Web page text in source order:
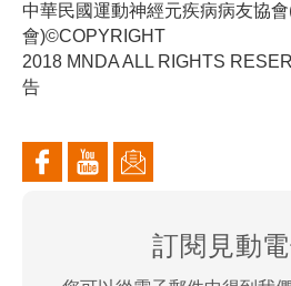
中華民國運動神經元疾病病友協
會)©COPYRIGHT
2018 MNDA ALL RIGHTS
告
訂閱見動